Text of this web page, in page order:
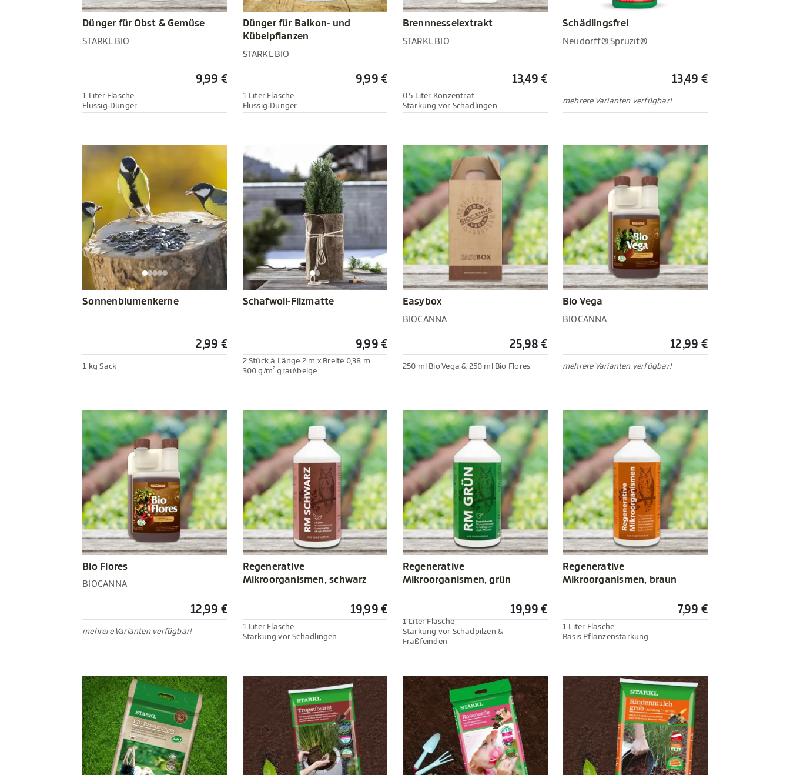
Dünger für Obst & Gemüse
STARKL BIO
9,99 €
1 Liter Flasche
Flüssig-Dünger
Dünger für Balkon- und
Kübelpflanzen
STARKL BIO
9,99 €
1 Liter Flasche
Flüssig-Dünger
Brennnesselextrakt
STARKL BIO
13,49 €
0.5 Liter Konzentrat
Stärkung vor Schädlingen
Schädlingsfrei
Neudorff® Spruzit®
13,49 €
mehrere Varianten verfügbar!
Sonnenblumenkerne
2,99 €
1 kg Sack
Schafwoll-Filzmatte
9,99 €
2 Stück á Länge 2 m x Breite 0,38 m
300 g/m² grau\beige
Easybox
BIOCANNA
25,98 €
250 ml Bio Vega & 250 ml Bio Flores
Bio Vega
BIOCANNA
12,99 €
mehrere Varianten verfügbar!
Bio Flores
BIOCANNA
12,99 €
mehrere Varianten verfügbar!
Regenerative
Mikroorganismen, schwarz
19,99 €
1 Liter Flasche
Stärkung vor Schädlingen
Regenerative
Mikroorganismen, grün
19,99 €
1 Liter Flasche
Stärkung vor Schadpilzen &
Fraßfeinden
Regenerative
Mikroorganismen, braun
7,99 €
1 Liter Flasche
Basis Pflanzenstärkung